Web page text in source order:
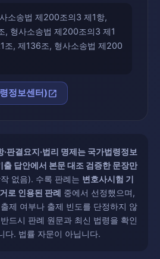
사소송법 제200조의3 제1항,
, 형사소송법 제200조의3 제1
조, 제136조, 형사소송법 제200
정보센터)open_in_new
·판결요지·법리 명제는 국가법령정보
답안에서 본문 대조 검증한 문장만
없음). 수록 판례는 변호사시험 기
로 인용된 판례 중에서 선정했으며,
제 여부나 출제 빈도를 단정하지 않
드시 판례 원문과 최신 법령을 확인
다. 법률 자문이 아닙니다.